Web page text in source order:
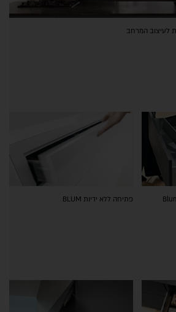
פתיחה ללא ידיות BLUM